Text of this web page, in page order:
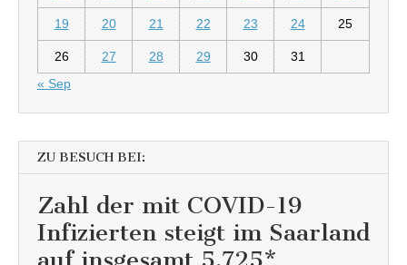
19 20 21 22 23 24 25
26 27 28 29 30
31
« Sep
ZU BESUCH BEI:
Zahl der mit COVID-19
Infizierten steigt im Saarland